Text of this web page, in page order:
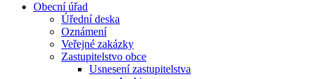
Obecní úřad
Úřední deska
Oznámení
Veřejné zakázky
Zastupitelstvo obce
Usnesení zastupitelstva